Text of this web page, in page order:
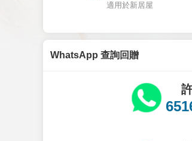
適用於新居屋
WhatsApp 查詢回贈